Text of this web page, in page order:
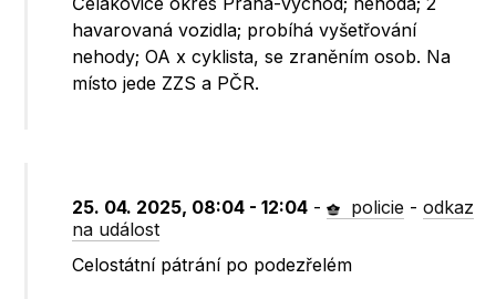
havarovaná vozidla; probíhá vyšetřování
nehody; OA x cyklista, se zraněním osob. Na
místo jede ZZS a PČR.
25. 04. 2025, 08:04 - 12:04 - policie -odkaz
na událost
Celostátní pátrání po podezřelém